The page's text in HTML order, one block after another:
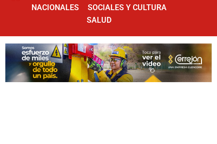
NACIONALES
SOCIALES Y CULTURA
SALUD